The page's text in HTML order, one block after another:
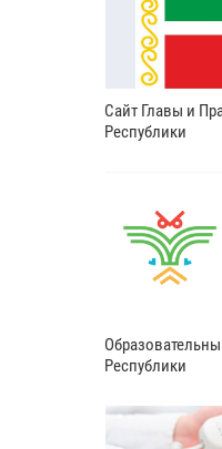
Сайт Главы и
Республики
Республики